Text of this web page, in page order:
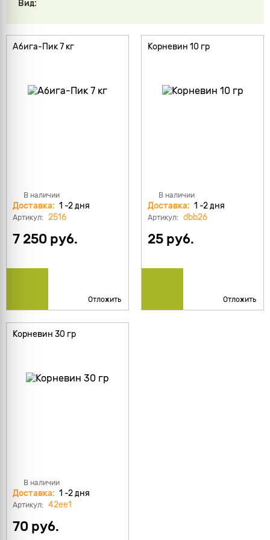
Вид:
Абига-Пик 7 кг
В наличии
Доставка: 1 -2 дня
Артикул: 2516
7 250 руб.
Отложить
Корневин 10 гр
В наличии
Доставка: 1 -2 дня
Артикул: dbb26
25 руб.
Отложить
Корневин 30 гр
В наличии
Доставка: 1 -2 дня
Артикул: 42ee1
70 руб.